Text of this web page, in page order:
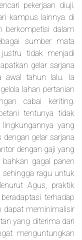
pekerjaan diuji.
kampus lainnya di
berkompetisi dalam
sumber mata
tidak menjadi
gelar sarjana
awal tahun lalu. Ia
lahan pertanian
cabai keriting.
tentunya tidak
yang
gelar sarjana
dengan gaji yang
gagal panen
ragu untuk
Agus, praktik
terhadap
dapat meminimalisir
yang diterima dari
menguntungkan